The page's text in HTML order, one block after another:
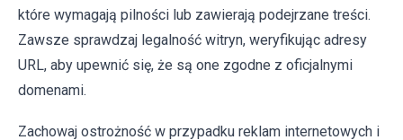
które wymagają pilności lub zawierają podejrzane treści.
Zawsze sprawdzaj legalność witryn, weryfikując adresy
URL, aby upewnić się, że są one zgodne z oficjalnymi
domenami.
Zachowaj ostrożność w przypadku reklam internetowych i